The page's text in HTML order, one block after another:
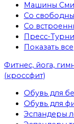
Машины
Со
Со
Пресс-
Показать все
Фитнес, йога,
(кроссфит)
Обувь для
Обувь для
Эспандеры